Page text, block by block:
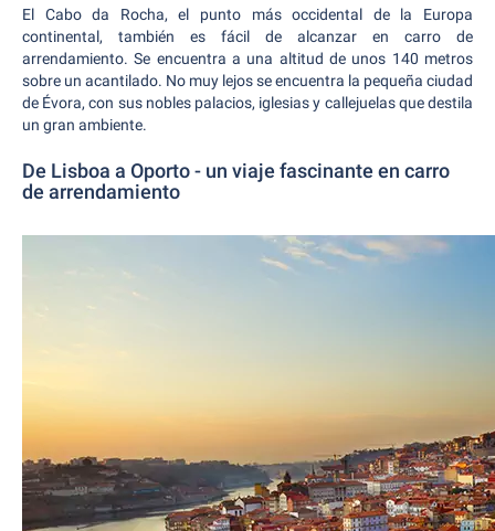
El Cabo da Rocha, el punto más occidental de la Europa
continental, también es fácil de alcanzar en carro de
arrendamiento. Se encuentra a una altitud de unos 140 metros
sobre un acantilado. No muy lejos se encuentra la pequeña ciudad
de Évora, con sus nobles palacios, iglesias y callejuelas que destila
un gran ambiente.
De Lisboa a Oporto - un viaje fascinante en carro
de arrendamiento